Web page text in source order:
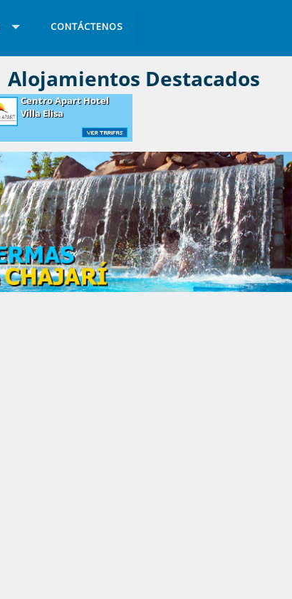
CONTÁCTENOS